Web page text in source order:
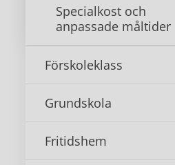
Specialkost och
anpassade måltider
Förskoleklass
Grundskola
Fritidshem